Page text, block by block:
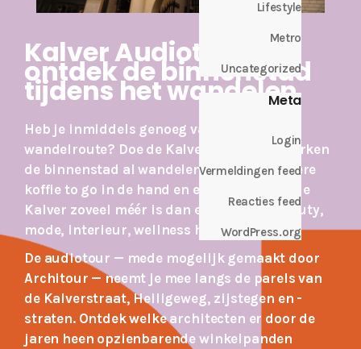
Lifestyle
Metro
Uncategorized
Meta
Login
Vermeldingen feed
Reacties feed
WordPress.org
Kalver Audiotour:
ontdek de binnenstad
tijdens het wandelen
Heb je inmiddels genoeg van je vaste
wandelroute? Doe de Kalver Audiotour! Verken
de binnenstad al wandelend met een lekkere
koffie to go in de hand en ervaar waarom de
Kalver zoveel méér is dan een rits aan beauty,
mode, interieur, wellness hotspots.
De audiotour — mede mogelijk gemaakt door
Architour — neemt je mee langs de parels van
de Kalverstraat, Heiligeweg, zijstegen en -
straten. Ontdek welke architecten er door de
jaren heen opzienbarende winkelpanden